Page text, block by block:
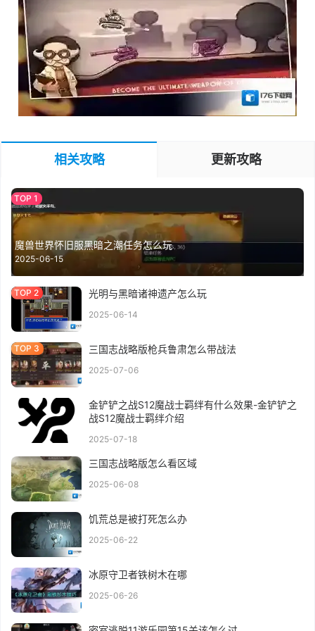
相关攻略 更新攻略
魔兽世界怀旧服黑暗之潮任务怎么玩
2025-06-15
光明与黑暗诸神遗产怎么玩
2025-06-14
三国志战略版枪兵鲁肃怎么带战法
2025-07-06
金铲铲之战S12魔战士羁绊有什么效果-金铲铲之
战S12魔战士羁绊介绍
2025-07-18
三国志战略版怎么看区域
2025-06-08
饥荒总是被打死怎么办
2025-06-22
冰原守卫者铁树木在哪
2025-06-26